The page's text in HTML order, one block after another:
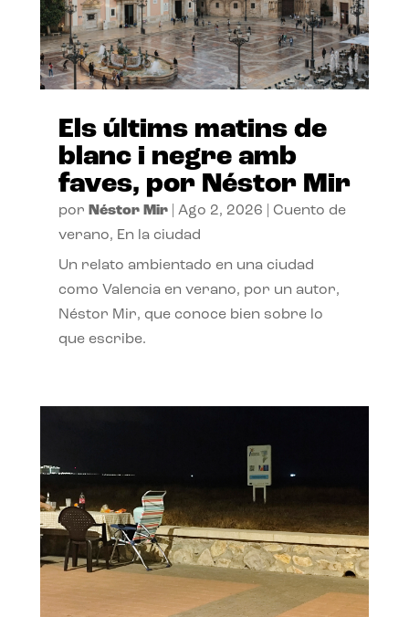
Els últims matins de
blanc i negre amb
faves, por Néstor Mir
por Néstor Mir| Ago 2, 2026
Cuento de
verano, En la ciudad
Un relato ambientado en una ciudad
como Valencia en verano, por un autor,
Néstor Mir, que conoce bien sobre lo
que escribe.